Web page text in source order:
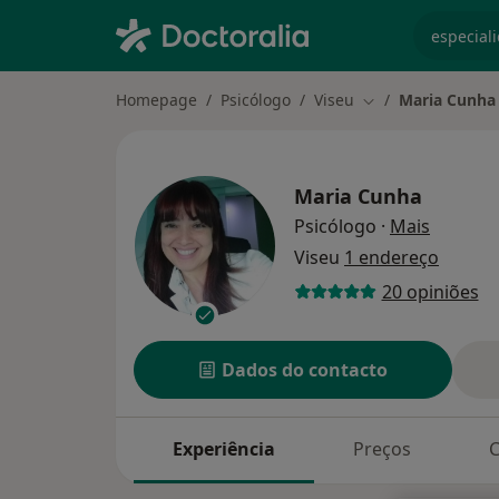
Homepage Psicólogo Viseu Mudar de cidade
Maria Cunha
Maria Cunha
Psicólogo · Mais
Viseu 1 endereço
20 opiniões
Dados do contacto
Experiência Preços